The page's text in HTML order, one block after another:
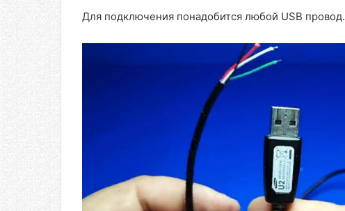
Для подключения понадобится любой USB провод.